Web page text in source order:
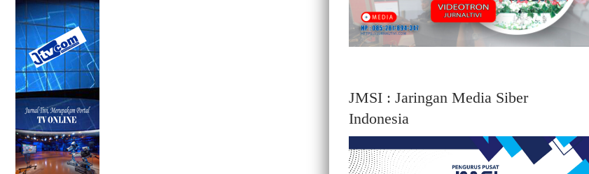
JMSI : Jaringan Media Siber
Indonesia